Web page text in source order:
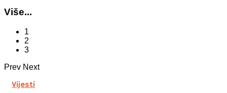
Više...
1
2
3
Prev Next
Vijesti